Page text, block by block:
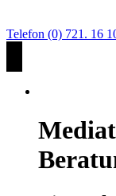
Telefon (0) 721. 16